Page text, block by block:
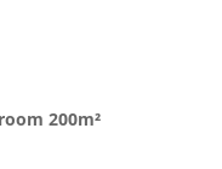
200m²